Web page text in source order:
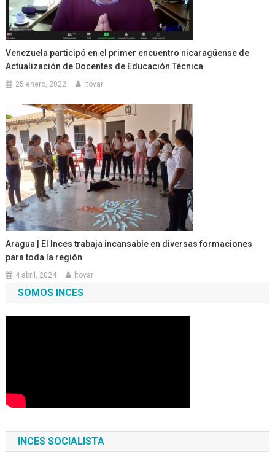
Venezuela participó en el primer encuentro nicaragüense de
Actualización de Docentes de Educación Técnica
25 enero, 2022 ltovar
Aragua | El Inces trabaja incansable en diversas formaciones
para toda la región
4 abril, 2024 ltovar
SOMOS INCES
INCES SOCIALISTA